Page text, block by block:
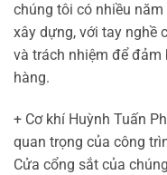
chúng tôi có nhiều
xây dựng, với tay nghề
và trách nhiệm để đảm
hàng.
+ Cơ khí Huỳnh Tuấn
quan trọng của công
Cửa cổng sắt của